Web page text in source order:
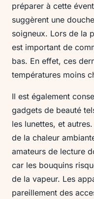
préparer à cette
suggèrent une
soigneux. Lors de la
est important de
bas. En effet, ces
températures moins
Il est également
gadgets de beauté
les lunettes, et
de la chaleur
amateurs de lecture
car les bouquins
de la vapeur. Les
pareillement des